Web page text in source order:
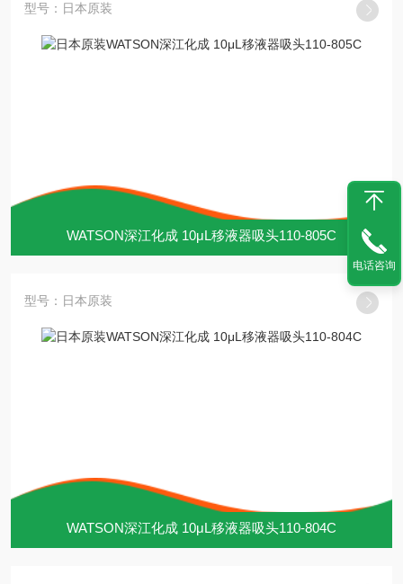
型号：日本原装
WATSON深江化成 10μL移液器吸头110-805C
型号：日本原装
WATSON深江化成 10μL移液器吸头110-804C
电话咨询